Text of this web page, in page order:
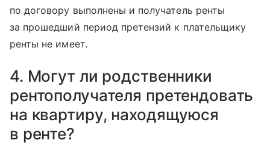
по договору выполнены и получатель ренты
за прошедший период претензий к плательщику
ренты не имеет.
4. Могут ли родственники
рентополучателя претендовать
на квартиру, находящуюся
в ренте?